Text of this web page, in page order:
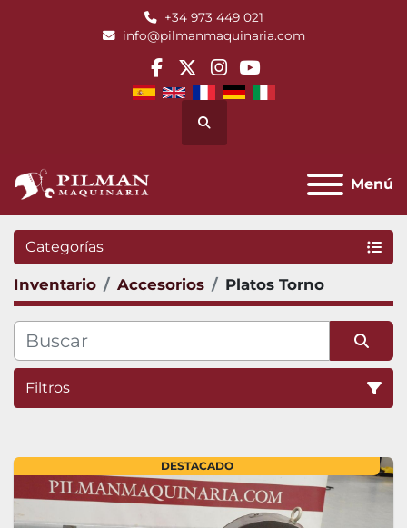
+34 973 449 021
info@pilmanmaquinaria.com
facebook
twitterinstagram
youtube
Buscar
Menú
Categorías
Inventario Accesorios Platos Torno
Filtros
DESTACADO